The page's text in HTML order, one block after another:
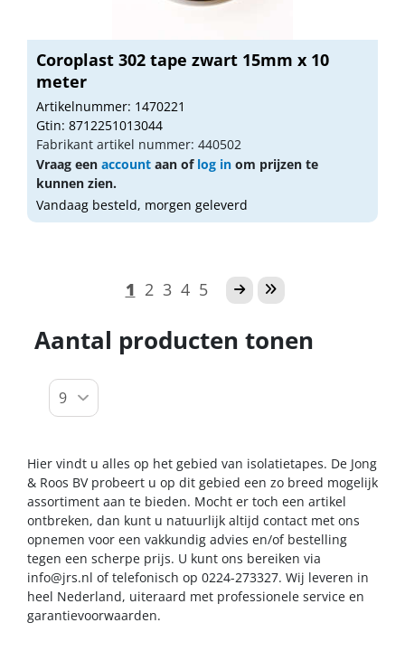
Coroplast 302 tape zwart 15mm x 10
meter
Artikelnummer: 1470221
Gtin: 8712251013044
Fabrikant artikel nummer: 440502
Vraag een account aan of log in om prijzen te
kunnen zien.
Vandaag besteld, morgen geleverd
1 2 3 4 5
Aantal producten tonen
Hier vindt u alles op het gebied van isolatietapes. De Jong
& Roos BV probeert u op dit gebied een zo breed mogelijk
assortiment aan te bieden. Mocht er toch een artikel
ontbreken, dan kunt u natuurlijk altijd contact met ons
opnemen voor een vakkundig advies en/of bestelling
tegen een scherpe prijs. U kunt ons bereiken via
info@jrs.nl of telefonisch op 0224-273327. Wij leveren in
heel Nederland, uiteraard met professionele service en
garantievoorwaarden.